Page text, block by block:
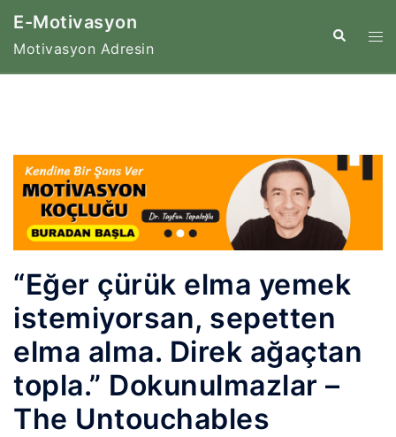
İçeriğe
E-Motivasyon
Motivasyon Adresin
Search
“Eğer çürük elma yemek
istemiyorsan, sepetten
elma alma. Direk ağaçtan
topla.” Dokunulmazlar –
The Untouchables